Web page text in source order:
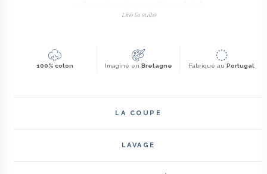
nuit sans jamais se sentir contraint.
Lire la suite
100% coton Imaginé en Bretagne Fabriqué auPortugal
LA COUPE
LAVAGE